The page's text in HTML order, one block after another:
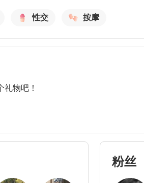
性交 按摩
物吧！
粉丝